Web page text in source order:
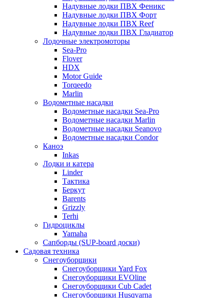
Надувные лодки ПВХ Феникс
Надувные лодки ПВХ Форт
Надувные лодки ПВХ Reef
Надувные лодки ПВХ Гладиатор
Лодочные электромоторы
Sea-Pro
Flover
HDX
Motor Guide
Torqeedo
Marlin
Водометные насадки
Водометные насадки Sea-Pro
Водометные насадки Marlin
Водометные насадки Seanovo
Водометные насадки Condor
Каноэ
Inkas
Лодки и катера
Linder
Тактика
Беркут
Barents
Grizzly
Terhi
Гидроциклы
Yamaha
Сапборды (SUP-board доски)
Садовая техника
Снегоуборщики
Снегоуборщики Yard Fox
Снегоуборщики EVOline
Снегоуборщики Cub Cadet
Снегоуборщики Husqvarna